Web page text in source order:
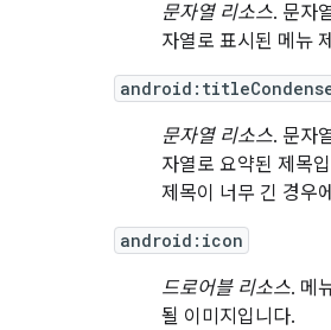
문자열 리소스. 문자
자열로 표시된 메뉴
문자열 리소스. 문자
자열로 요약된 제목
제목이 너무 긴 경우
android:icon
드로어블 리소스. 메
될 이미지입니다.